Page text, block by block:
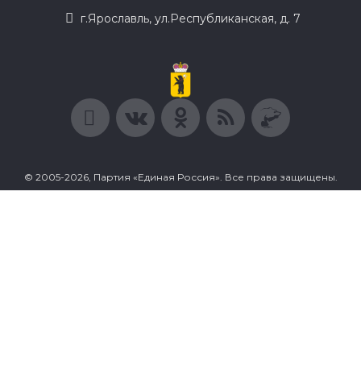
г.Ярославль, ул.Республиканская, д. 7
© 2005-2026, Партия «Единая Россия». Все права защищены.